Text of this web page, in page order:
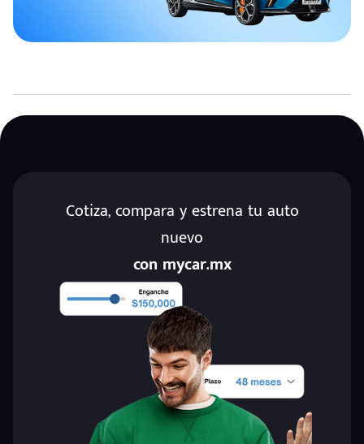
Cotiza, compara y estrena tu auto
nuevo
con mycar.mx